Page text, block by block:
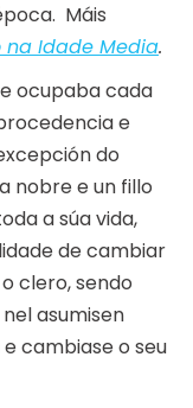
Máis
na Idade Media.
ocupaba cada
e
do
nobre e un fillo
a súa vida,
de cambiar
clero, sendo
asumisen
cambiase o seu